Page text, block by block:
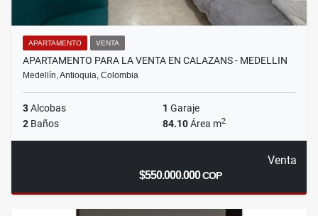
APARTAMENTO VENTA
APARTAMENTO PARA LA VENTA EN CALAZANS - MEDELLIN
Medellín, Antioquia, Colombia
3Alcobas 1 Garaje
2 Baños 84.10Área m2
Venta
$550.000.000COP